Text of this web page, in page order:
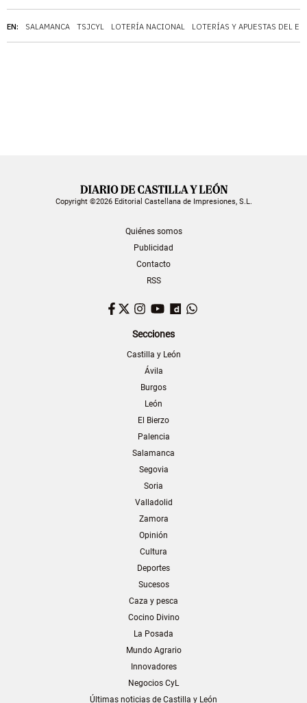
EN: SALAMANCA TSJCYL LOTERÍA NACIONAL LOTERÍAS Y APUESTAS DEL
Copyright ©2026 Editorial Castellana de Impresiones, S.L.
Quiénes somos
Publicidad
Contacto
RSS
Facebook
TwitterInstagram
YouTubeDailymotion
Secciones
Castilla y León
Ávila
Burgos
León
El Bierzo
Palencia
Salamanca
Segovia
Soria
Valladolid
Zamora
Opinión
Cultura
Deportes
Sucesos
Caza y pesca
Cocino Divino
La Posada
Mundo Agrario
Innovadores
Negocios CyL
Últimas noticias de Castilla y León